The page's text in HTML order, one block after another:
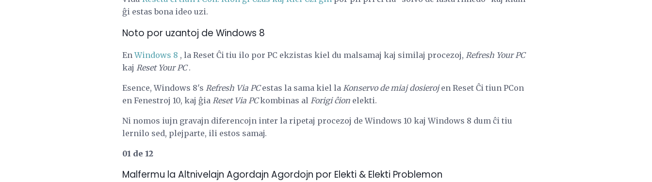
ĝi estas bona ideo uzi.
Noto por uzantoj de Windows 8
EnWindows 8 , la Reset Ĉi tiu ilo por PC ekzistas kiel du malsamaj kaj similaj procezoj, Refresh Your PC
kaj Reset Your PC.
Esence, Windows 8's Refresh Via PCestas la sama kiel la Konservo de miaj dosierojen Reset Ĉi tiun PCon
en Fenestroj 10, kaj ĝia Reset Via PCkombinas al Forigi ĉion elekti.
Ni nomos iujn gravajn diferencojn inter la ripetaj procezoj de Windows 10 kaj Windows 8 dum ĉi tiu
lernilo sed, plejparte, ili estos samaj.
01 de 12
Malfermu la Altnivelajn Agordajn Agordojn por Elekti & Elekti Problemon